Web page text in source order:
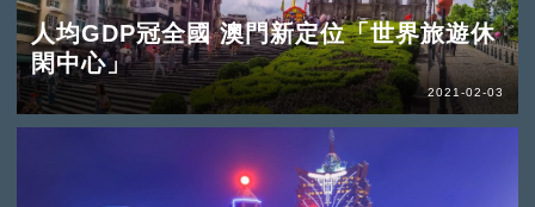
人均GDP冠全國 澳門新定位「世界旅遊休
閑中心」
2021-02-03